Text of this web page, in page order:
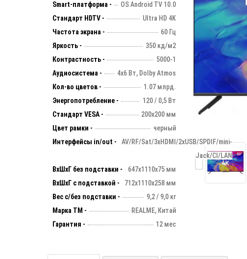
Smart-платформа -
OS Android TV 10.0
Стандарт HDTV -
Ultra HD 4K
Частота экрана -
60 Гц
Яркость -
350 кд/м2
Контрастность -
5000-1
Аудиосистема -
4х6 Вт, Dolby Atmos
Кол-во цветов -
1.07 млрд.
Энергопотребление -
120 / 0,5 Вт
Стандарт VESA -
200х200 мм
Цвет рамки -
черный
Интерфейсы in/out -
AV/RF/Sat/3xHDMI/2xUSB/SPDIF/mini-
Jack/CI/LAN
ВхШхГ без подставки -
647х1110х75 мм
ВхШхГ с подставкой -
712x1110x258 мм
Вес с/без подставки -
9,2 / 9,0 кг
Марка ТМ -
REALME, Китай
Гарантия -
12 мес